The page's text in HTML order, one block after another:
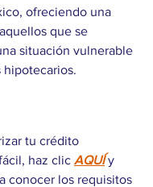
ofreciendo una
que se
situación vulnerable
hipotecarios.
tu crédito
haz clic AQUÍ y
conocer los requisitos